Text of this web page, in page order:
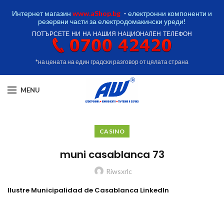
Интернет магазин www.aShop.bg - електронни компоненти и
резервни части за електродомакински уреди!
ПОТЪРСЕТЕ НИ НА НАШИЯ НАЦИОНАЛЕН ТЕЛЕФОН
*на цената на един градски разговор от цялата страна
MENU
CASINO
muni casablanca 73
Riwsxrlc
Ilustre Municipalidad de Casablanca LinkedIn